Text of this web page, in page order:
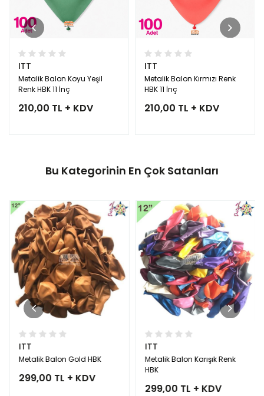
ITT
Metalik Balon Koyu Yeşil
Renk HBK 11 İnç
210,00 TL + KDV
ITT
Metalik Balon Kırmızı Renk
HBK 11 İnç
210,00 TL + KDV
Bu Kategorinin En Çok Satanları
ITT
Metalik Balon Gold HBK
299,00 TL + KDV
ITT
Metalik Balon Karışık Renk
HBK
299,00 TL + KDV